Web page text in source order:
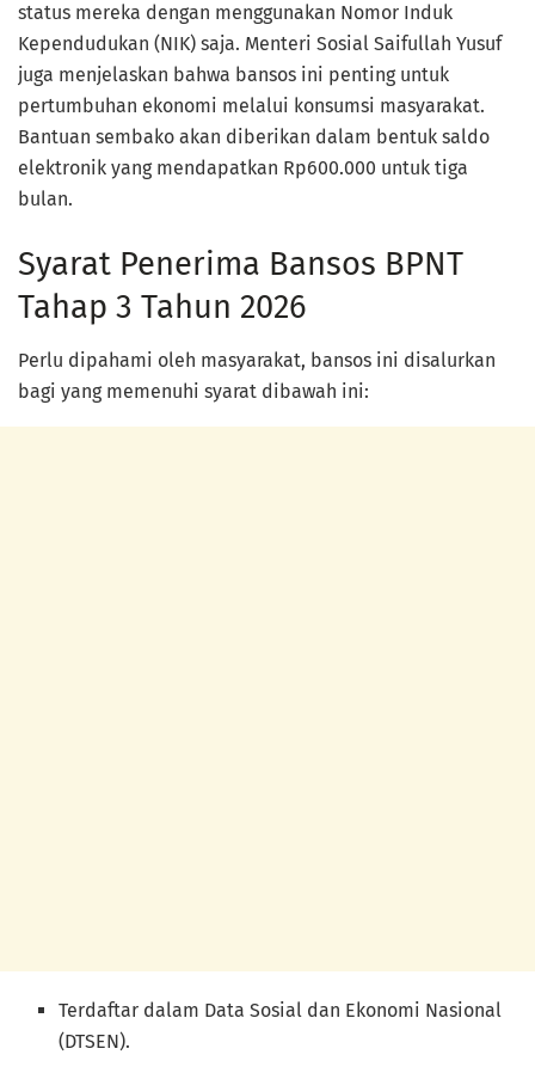
status mereka dengan menggunakan Nomor Induk
Kependudukan (NIK) saja. Menteri Sosial Saifullah Yusuf
juga menjelaskan bahwa bansos ini penting untuk
pertumbuhan ekonomi melalui konsumsi masyarakat.
Bantuan sembako akan diberikan dalam bentuk saldo
elektronik yang mendapatkan Rp600.000 untuk tiga
bulan.
Syarat Penerima Bansos BPNT
Tahap 3 Tahun 2026
Perlu dipahami oleh masyarakat, bansos ini disalurkan
bagi yang memenuhi syarat dibawah ini:
Terdaftar dalam Data Sosial dan Ekonomi Nasional
(DTSEN).